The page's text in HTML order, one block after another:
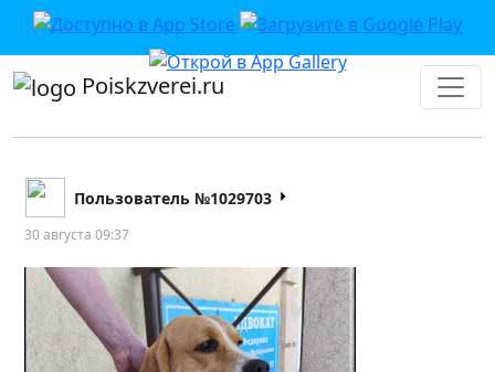
Poiskzverei.ru
Пользователь №1029703
30 августа 09:37